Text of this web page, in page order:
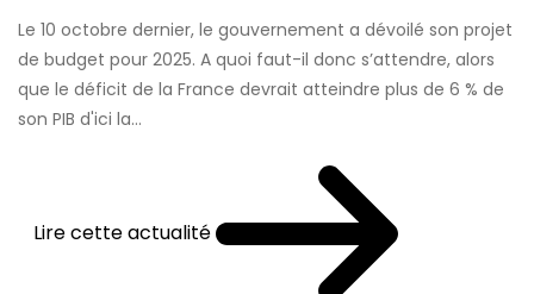
Le 10 octobre dernier, le gouvernement a dévoilé son projet
de budget pour 2025. A quoi faut-il donc s’attendre, alors
que le déficit de la France devrait atteindre plus de 6 % de
son PIB d'ici la...
Lire cette actualité